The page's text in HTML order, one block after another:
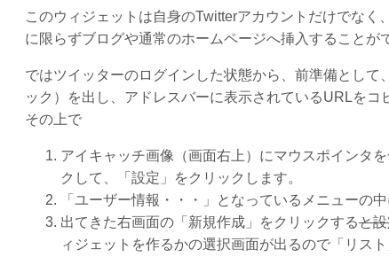
このウィジェットは自身のTwitterアカウントだけでな
に限らずブログや通常のホームページへ挿入することが
ではツイッターのログインした状態から、前準備とし
ック）を出し、アドレスバーに表示されているURLをコ
その上で
アイキャッチ画像（画面右上）にマウスポインタ
クして、「設定」をクリックします。
「ユーザー情報・・・」となっているメニューの
出てきた右画面の「新規作成」をクリックすると
ィジェットを作るかの選択画面が出るので「リス